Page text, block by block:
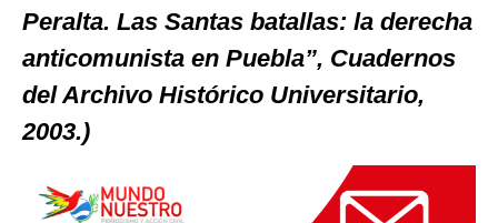
Peralta. Las Santas batallas: la derecha
anticomunista en Puebla”, Cuadernos
del Archivo Histórico Universitario,
2003.)